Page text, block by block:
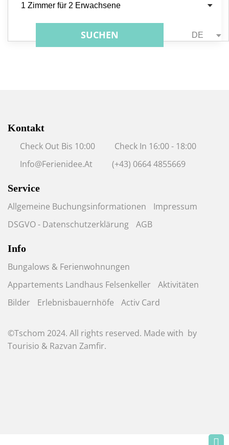
1 Zimmer für 2 Erwachsene
SUCHEN DE
Kontakt
Check Out Bis 10:00
Check In 16:00 - 18:00
Info@ferienidee.at
(+43) 0664 4855669
Service
Allgemeine Buchungsinformationen
Impressum
DSGVO - Datenschutzerklärung
AGB
Info
Bungalows & Ferienwohnungen
Appartements Landhaus Felsenkeller
Aktivitäten
Bilder
Erlebnisbauernhöfe Activ Card
©Tschom 2024. All rights reserved. Made with by
Tourisio & Razvan Zamfir.